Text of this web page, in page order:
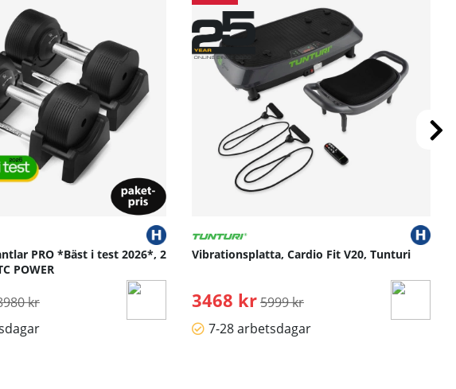
PRO *Bäst i test 2026*, 2
POWER
pris:
kr
Vibrationsplatta, Cardio Fit V20, Tunturi
3468 kr Ordinarie pris:
5999 kr
7-28 arbetsdagar